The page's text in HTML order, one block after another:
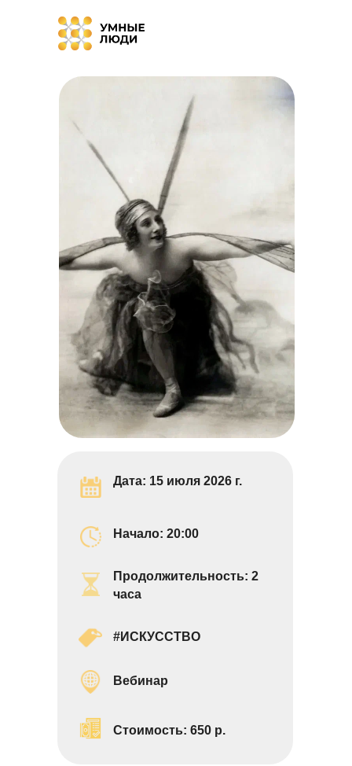
Дата: 15 июля 2026 г.
#ИСКУССТВО
Вебинар
Продолжительность: 2
часа
Стоимость: 650 р.
Начало: 20:00